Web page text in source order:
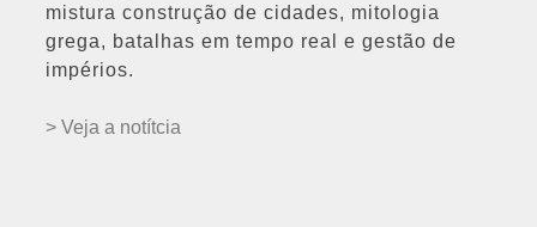
mistura construção de cidades, mitologia
grega, batalhas em tempo real e gestão de
impérios.
> Veja a notítcia